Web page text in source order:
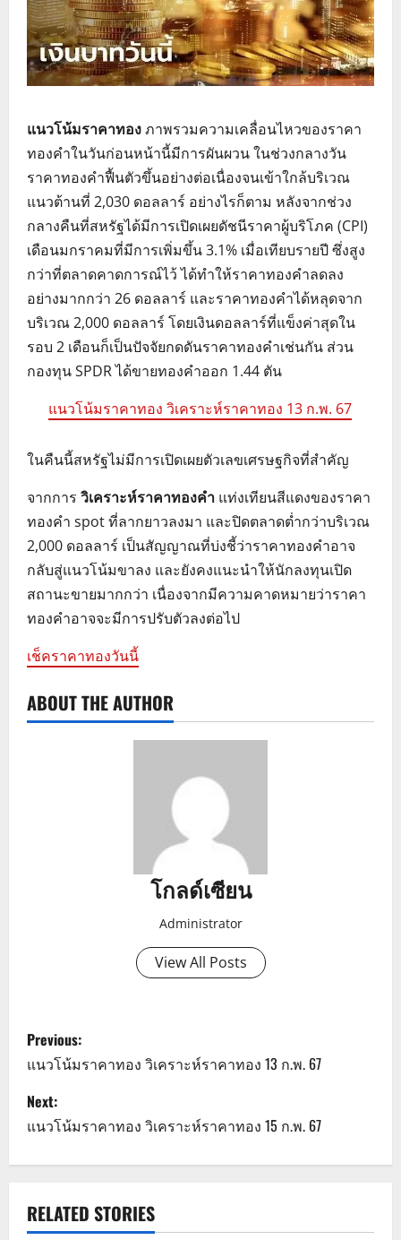
แนวโน้มราคาทองภาพรวมความเคลื่อนไหวของราคา
ทองคำในวันก่อนหน้านี้มีการผันผวน ในช่วงกลางวัน
ราคาทองคำฟื้นตัวขึ้นอย่างต่อเนื่องจนเข้าใกล้บริเวณ
แนวต้านที่ 2,030 ดอลลาร์ อย่างไรก็ตาม หลังจากช่วง
กลางคืนที่สหรัฐได้มีการเปิดเผยดัชนีราคาผู้บริโภค (CPI)
เดือนมกราคมที่มีการเพิ่มขึ้น 3.1% เมื่อเทียบรายปี ซึ่งสูง
กว่าที่ตลาดคาดการณ์ไว้ ได้ทำให้ราคาทองคำลดลง
อย่างมากกว่า 26 ดอลลาร์ และราคาทองคำได้หลุดจาก
บริเวณ 2,000 ดอลลาร์ โดยเงินดอลลาร์ที่แข็งค่าสุดใน
รอบ 2 เดือนก็เป็นปัจจัยกดดันราคาทองคำเช่นกัน ส่วน
กองทุน SPDR ได้ขายทองคำออก 1.44 ตัน
แนวโน้มราคาทอง วิเคราะห์ราคาทอง 13 ก.พ. 67
ในคืนนี้สหรัฐไม่มีการเปิดเผยตัวเลขเศรษฐกิจที่สำคัญ
จากการ วิเคราะห์ราคาทองคำ แท่งเทียนสีแดงของราคา
ทองคำ spot ที่ลากยาวลงมา และปิดตลาดต่ำกว่าบริเวณ
2,000 ดอลลาร์ เป็นสัญญาณที่บ่งชี้ว่าราคาทองคำอาจ
กลับสู่แนวโน้มขาลง และยังคงแนะนำให้นักลงทุนเปิด
สถานะขายมากกว่า เนื่องจากมีความคาดหมายว่าราคา
ทองคำอาจจะมีการปรับตัวลงต่อไป
เช็คราคาทองวันนี้
ABOUT THE AUTHOR
โกลด์เซียน
Administrator
View All Posts
P
o
s
t
a
Previous:
แนวโน้มราคาทอง วิเคราะห์ราคาทอง 13 ก.พ. 67
Next:
แนวโน้มราคาทอง วิเคราะห์ราคาทอง 15 ก.พ. 67
RELATED STORIES